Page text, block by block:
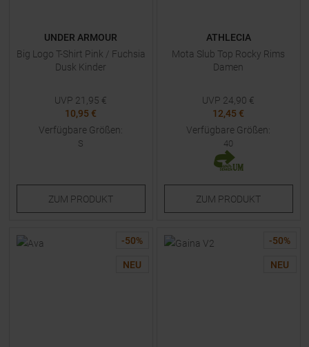
UNDER ARMOUR
Big Logo T-Shirt Pink / Fuchsia
Dusk Kinder
UVP 21,95 €
10,95 €
Verfügbare Größen:
S
ZUM PRODUKT
ATHLECIA
Mota Slub Top Rocky Rims
Damen
UVP 24,90 €
12,45 €
Verfügbare Größen:
40
ZUM PRODUKT
-50%
NEU
-50%
NEU